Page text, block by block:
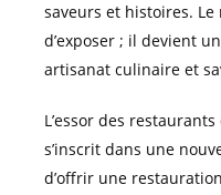
saveurs et histoires.
d’exposer ; il devient
artisanat culinaire et
L’essor des
s’inscrit dans une
d’offrir une